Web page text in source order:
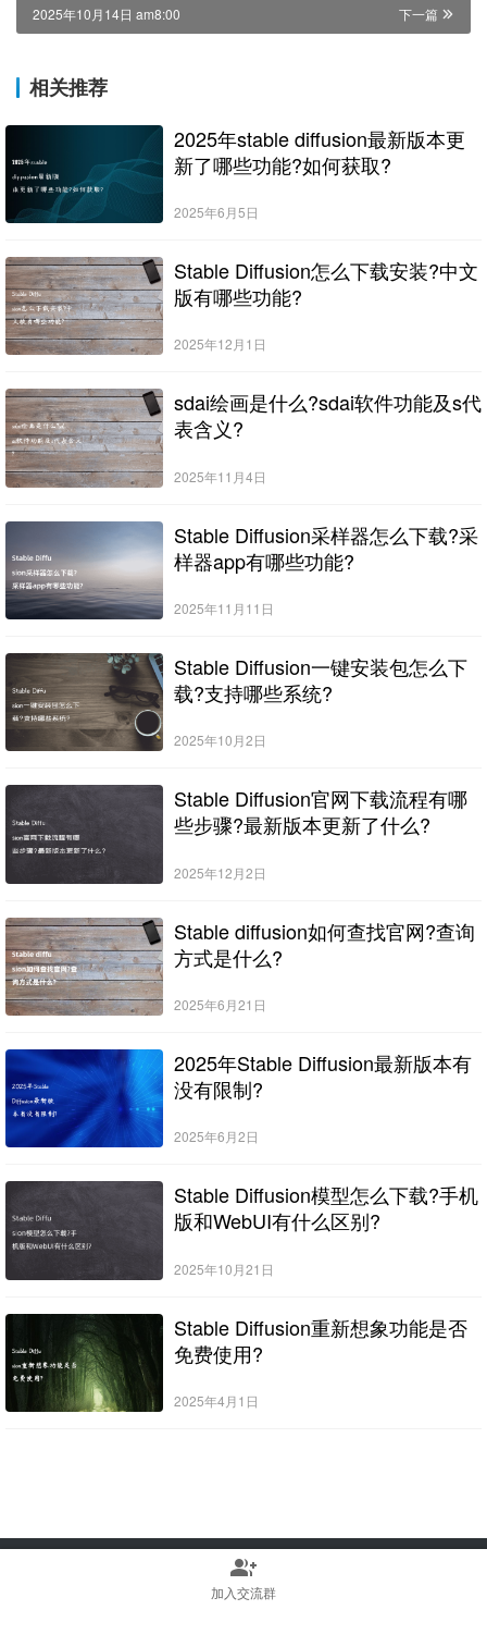
下一篇
2025年10月14日 am8:00
相关推荐
2025年stable diffusion最新版本更
新了哪些功能?如何获取?
2025年6月5日
Stable Diffusion怎么下载安装?中文
版有哪些功能?
2025年12月1日
sdai绘画是什么?sdai软件功能及s代
表含义?
2025年11月4日
Stable Diffusion采样器怎么下载?采
样器app有哪些功能?
2025年11月11日
Stable Diffusion一键安装包怎么下
载?支持哪些系统?
2025年10月2日
Stable Diffusion官网下载流程有哪
些步骤?最新版本更新了什么?
2025年12月2日
Stable diffusion如何查找官网?查询
方式是什么?
2025年6月21日
2025年Stable Diffusion最新版本有
没有限制?
2025年6月2日
Stable Diffusion模型怎么下载?手机
版和WebUI有什么区别?
2025年10月21日
Stable Diffusion重新想象功能是否
免费使用?
2025年4月1日
Copyright © 2022-2025 Stable Diffusion中文网 版权所有
group_add
加入交流群